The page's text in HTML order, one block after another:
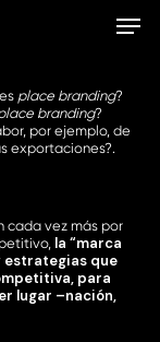
place branding?
branding?
por ejemplo, de
exportaciones?.
cada vez más por
la “marca
estrategias que
para
lugar –nación,